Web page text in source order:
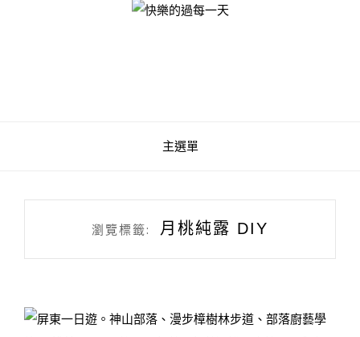
快樂的過每一天
主選單
瀏覽標籤: 月桃純露 DIY